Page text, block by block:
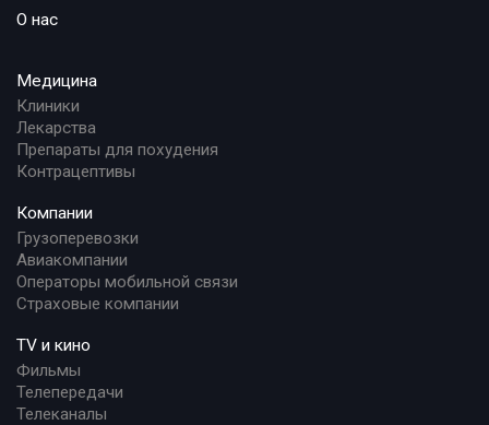
О нас
Медицина
Клиники
Лекарства
Препараты для похудения
Контрацептивы
Компании
Грузоперевозки
Авиакомпании
Операторы мобильной связи
Страховые компании
TV и кино
Фильмы
Телепередачи
Телеканалы